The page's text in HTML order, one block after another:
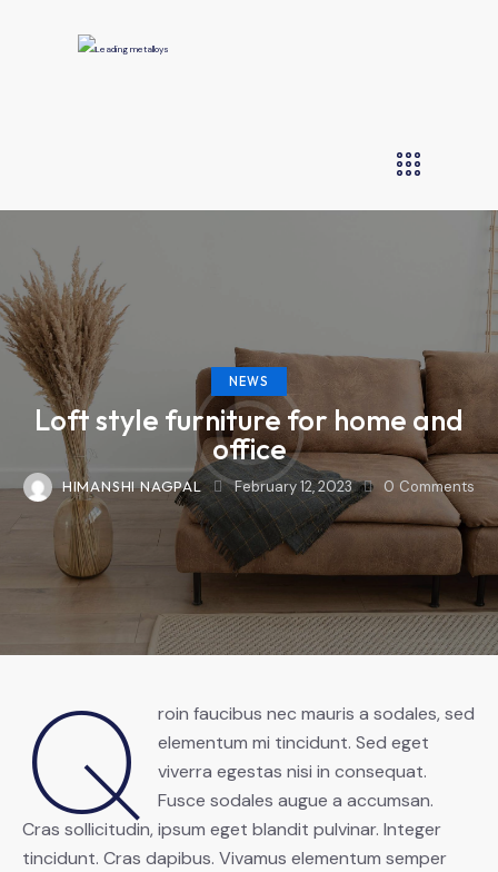
NEWS
Loft style furniture for home and
office
HIMANSHI NAGPAL February 12, 2023 0 Comments
Q
roin faucibus nec mauris a sodales, sed
elementum mi tincidunt. Sed eget
viverra egestas nisi in consequat.
Fusce sodales augue a accumsan.
Cras sollicitudin, ipsum eget blandit pulvinar. Integer
tincidunt. Cras dapibus. Vivamus elementum semper